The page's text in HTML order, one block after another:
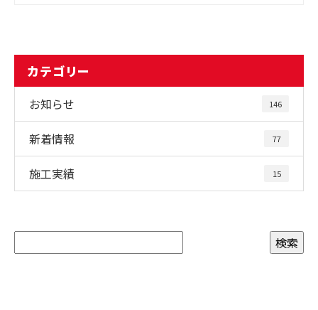
カテゴリー
お知らせ 146
新着情報 77
施工実績 15